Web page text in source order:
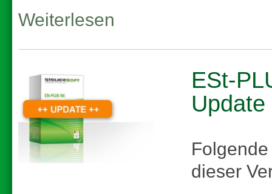
Weiterlesen
ESt-
dieser